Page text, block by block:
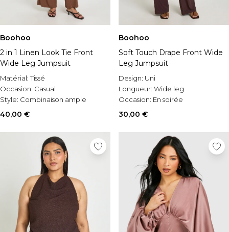
Boohoo
2 in 1 Linen Look Tie Front
Wide Leg Jumpsuit
Matérial:Tissé
Occasion: Casual
Style: Combinaison ample
40,00 €
Boohoo
Soft Touch Drape Front Wide
Leg Jumpsuit
Design: Uni
Longueur: Wide leg
Occasion: En soirée
30,00 €